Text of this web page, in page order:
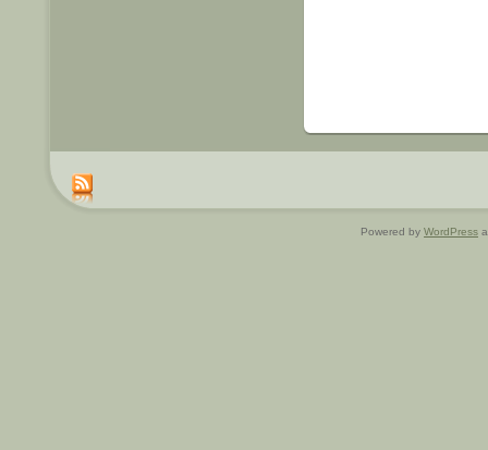
Powered by WordPress